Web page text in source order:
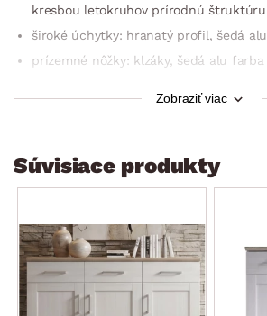
kresbou letokruhov prírodnú štruktúru
široké úchytky: hranatý profil, šedá
prízemné nôžky: klzáky, šedá alu farba
zaoblená predná hrana
celková šírka: 93 cm
2 x horná zásuvka (kovové bočné
2 x dvere (vo vnútri úložný priestor, 2 x
výškovo nastaviteľná, odporúčaná
elegantný vidiecky/domácky štýl
dodávané v demonte
Zobraziť viac
Súvisiace produkty